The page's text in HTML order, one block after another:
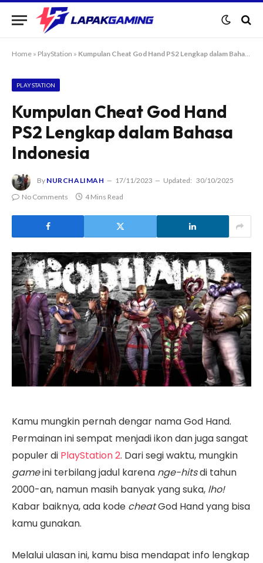
Home » PlayStation » Kumpulan Cheat God Hand PS2 Lengkap dalam Bahasa Indonesia
PLAYSTATION
Kumpulan Cheat God Hand
PS2 Lengkap dalam Bahasa
Indonesia
By NURCHALIMAH 17/11/2023 Updated: 30/10/2025
No Comments
4 Mins Read
Kamu mungkin pernah dengar nama God Hand.
Permainan ini sempat menjadi ikon dan juga sangat
populer di PlayStation 2. Dari segi waktu, mungkin
gameini terbilang jadul karena nge-hitsdi tahun
2000-an, namun masih banyak yang suka, lho!
Kabar baiknya, ada kode cheatGod Hand yang bisa
kamu gunakan.
Melalui ulasan ini, kamu bisa mendapat info lengkap